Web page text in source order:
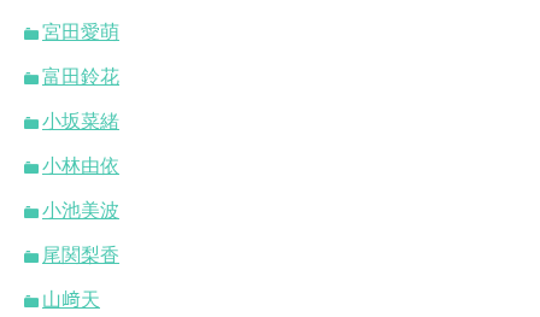
宮田愛萌
富田鈴花
小坂菜緒
小林由依
小池美波
尾関梨香
山﨑天